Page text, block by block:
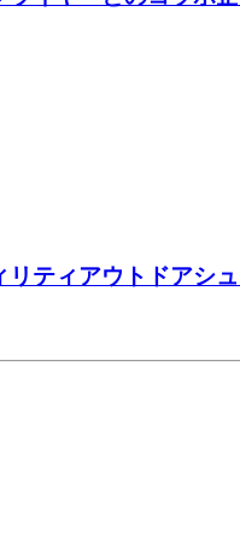
リティアウトドアシ